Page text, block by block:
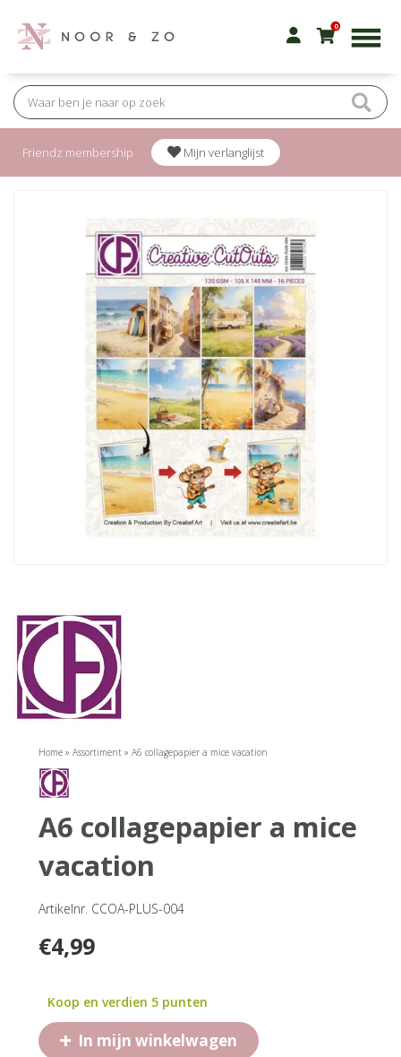
0
Friendz membership Mijn verlanglijst
Home » Assortiment » A6 collagepapier a mice vacation
a6 collagepapier a mice
vacation
Artikelnr. CCOA-PLUS-004
€4,99
Koop en verdien 5 punten
+ In mijn winkelwagen